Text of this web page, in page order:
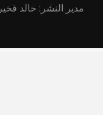
مدير النشر: خالد